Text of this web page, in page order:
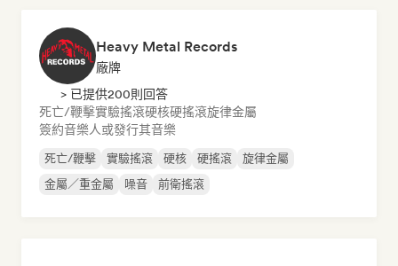
Heavy Metal Records
廠牌
> 已提供200則回答
死亡/鞭擊實驗搖滾硬核硬搖滾旋律金屬
簽約音樂人或發行其音樂
死亡/鞭擊 實驗搖滾 硬核 硬搖滾
旋律金屬
金屬／重金屬
噪音 前衛搖滾